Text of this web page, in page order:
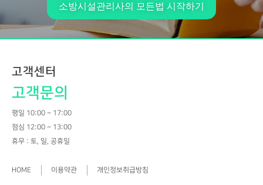
소방시설관리사의 모든법 시작하기
고객센터
고객문의
평일 10:00 ~ 17:00
점심 12:00 ~ 13:00
휴무 : 토, 일, 공휴일
HOME 이용약관 개인정보취급방침